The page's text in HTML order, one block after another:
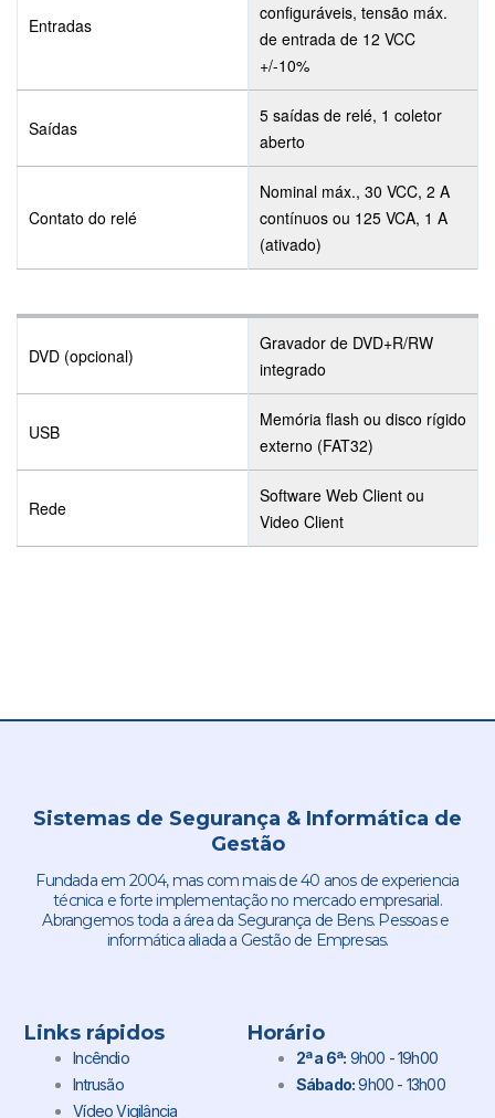
Entradas
configuráveis, tensão máx.
de entrada de 12 VCC
+/-10%
Saídas
5 saídas de relé, 1 coletor
aberto
Contato do relé
Nominal máx., 30 VCC, 2 A
contínuos ou 125 VCA, 1 A
(ativado)
DVD (opcional)
Gravador de DVD+R/RW
integrado
USB
Memória flash ou disco rígido
externo (FAT32)
Rede
Software Web Client ou
Video Client
Sistemas de Segurança & Informática de
Gestão
Fundada em 2004, mas com mais de 40 anos de experiencia
técnica e forte implementação no mercado empresarial.
Abrangemos toda a área da Segurança de Bens. Pessoas e
informática aliada a Gestão de Empresas.
Links rápidos
Incêndio
Intrusão
Vídeo Vigilância
Horário
2ª a 6ª: 9h00 - 19h00
Sábado:9h00 - 13h00